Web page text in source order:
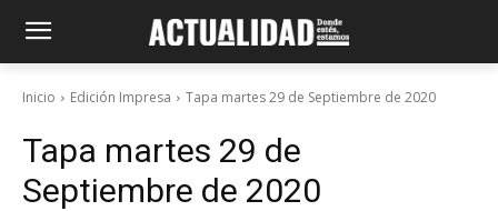
Inicio Edición Impresa Tapa martes 29 de Septiembre de 2020
Tapa martes 29 de
Septiembre de 2020